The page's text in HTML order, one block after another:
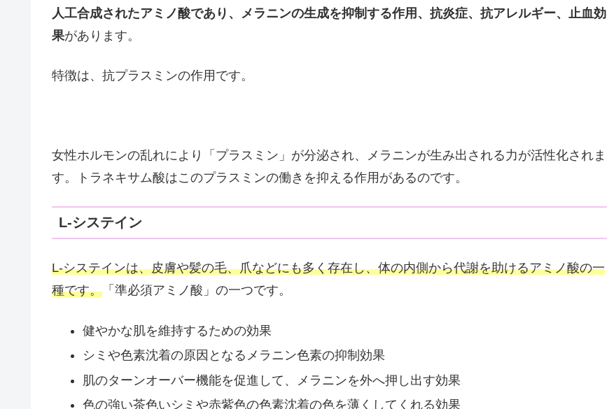
人工合成されたアミノ酸であり、メラニンの生成を抑制する作用、抗炎症、抗アレルギー、止血効
果があります。
特徴は、抗プラスミンの作用です。
女性ホルモンの乱れにより「プラスミン」が分泌され、メラニンが生み出される力が活性化されま
す。トラネキサム酸はこのプラスミンの働きを抑える作用があるのです。
L-システイン
L-システインは、皮膚や髪の毛、爪などにも多く存在し、体の内側から代謝を助けるアミノ酸の一
種です。 「準必須アミノ酸」の一つです。
健やかな肌を維持するための効果
シミや色素沈着の原因となるメラニン色素の抑制効果
肌のターンオーバー機能を促進して、メラニンを外へ押し出す効果
色の強い茶色いシミや赤紫色の色素沈着の色を薄くしてくれる効果